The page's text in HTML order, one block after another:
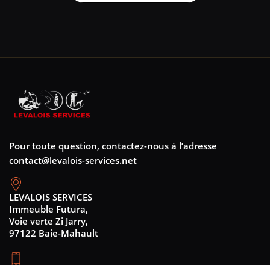
Pour toute question, contactez-nous à l’adresse
contact@levalois-services.net
LEVALOIS SERVICES
Immeuble Futura,
Voie verte Zi Jarry,
97122 Baie-Mahault